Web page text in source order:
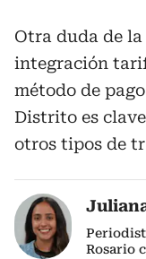
Otra duda de
integración
método de
Distrito es
otros tipos de
Rosario